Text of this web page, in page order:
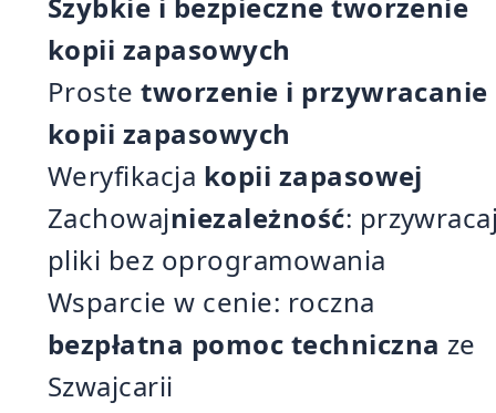
kopii zapasowych
Prostetworzenie i przywracanie
kopii zapasowych
Weryfikacja kopii zapasowej
Zachowajniezależność:
pliki bez oprogramowania
Wsparcie w cenie: roczna
bezpłatna pomoc techniczna ze
Szwajcarii